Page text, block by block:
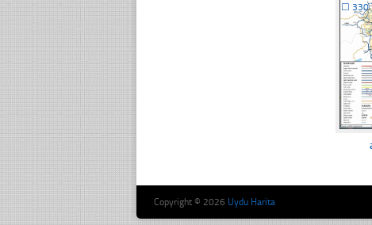
☐ 330
Copyright © 2026 Uydu Harita